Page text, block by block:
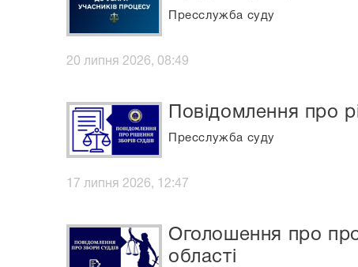
Пресслужба суду
20 липня 2026, 08:49
Повідомлення про
Пресслужба суду
17 липня 2026, 12:47
Оголошення про
області